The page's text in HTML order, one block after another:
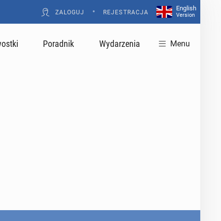
ZALOGUJ • REJESTRACJA
English
Version
Poradnik Wydarzenia Menu